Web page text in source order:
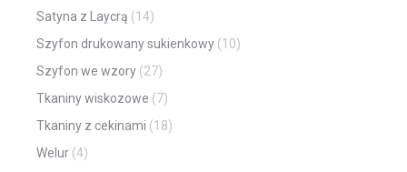
Satyna z Laycrą (14)
Szyfon drukowany sukienkowy (10)
Szyfon we wzory (27)
Tkaniny wiskozowe (7)
Tkaniny z cekinami (18)
Welur (4)